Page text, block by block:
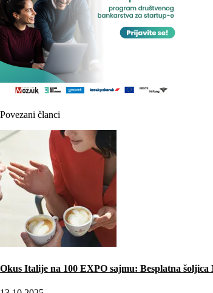
Povezani članci
Okus Italije na 100 EXPO sajmu: Besplatna šoljica